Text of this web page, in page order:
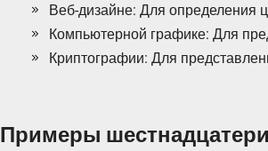
Веб-дизайне: Для определения
Компьютерной графике: Для
Криптографии: Для
Примеры